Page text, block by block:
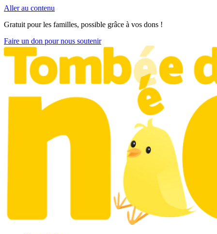
Aller au contenu
Gratuit pour les familles, possible grâce à vos dons !
Faire un don pour nous soutenir